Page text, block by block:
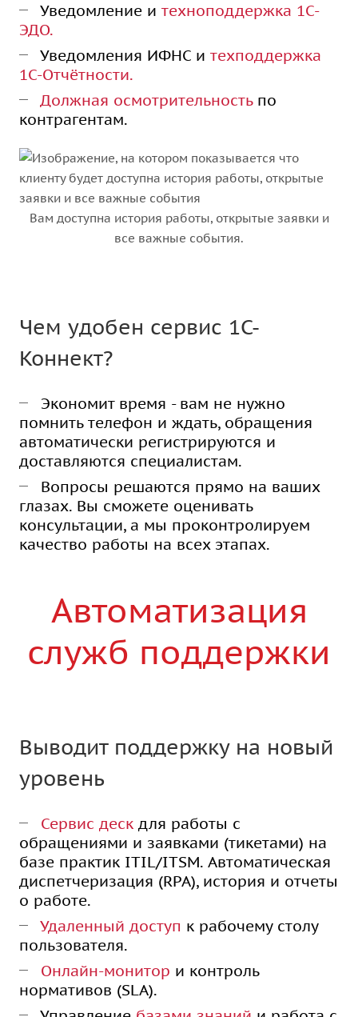
Уведомление и техноподдержка 1С-
ЭДО.
Уведомления ИФНС и техподдержка
1С-Отчётности.
Должная осмотрительностьпо
контрагентам.
Вам доступна история работы, открытые заявки и
все важные события.
Чем удобен сервис 1С-
Коннект?
Экономит время - вам не нужно
помнить телефон и ждать, обращения
автоматически регистрируются и
доставляются специалистам.
Вопросы решаются прямо на ваших
глазах. Вы сможете оценивать
консультации, а мы проконтролируем
качество работы на всех этапах.
Автоматизация
служб поддержки
Выводит поддержку на новый
уровень
Сервис деск для работы с
обращениями и заявками (тикетами) на
базе практик ITIL/ITSM. Автоматическая
диспетчеризация (RPA), история и отчеты
о работе.
Удаленный доступ к рабочему столу
пользователя.
Онлайн-монитор и контроль
нормативов (SLA).